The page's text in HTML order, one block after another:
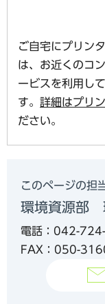
ご自宅にプリン
は、お近くのコ
ービスを利用し
す。 詳細はプリ
ださい。
このページの担
環境資源部
電話：042-
FAX：050-